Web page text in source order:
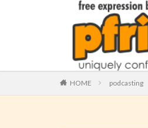
HOME podcasting